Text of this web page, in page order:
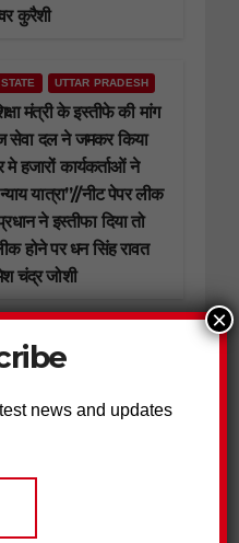
कुरैशी
STATE UTTAR PRADESH
मंत्री के इस्तीफे की मांग
सेवा दल ने जमकर किया
मे हजारों कार्यकर्ताओं ने
यात्रा”//नीट पेपर लीक
ने इस्तीफा दिया तो
होने पर धन सिंह रावत
चंद्र जोशी
STATE
खोए मोबाइल लौटाकर
भरोसा-लौटाई मुस्कान//
से बरामद कर मोबाइल
news and updates
×